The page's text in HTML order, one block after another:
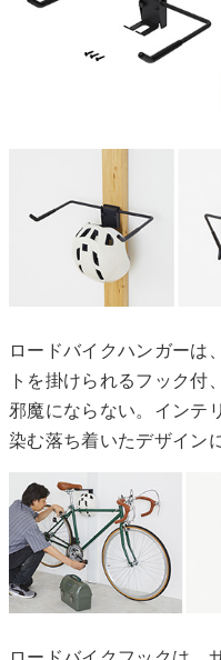
ロードバイクハンガーは
トを掛けられるフック付
邪魔にならない。インテ
染む落ち着いたデザイン